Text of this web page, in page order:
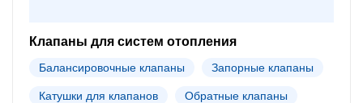
Клапаны для систем отопления
Балансировочные клапаны Запорные клапаны
Катушки для клапанов Обратные клапаны